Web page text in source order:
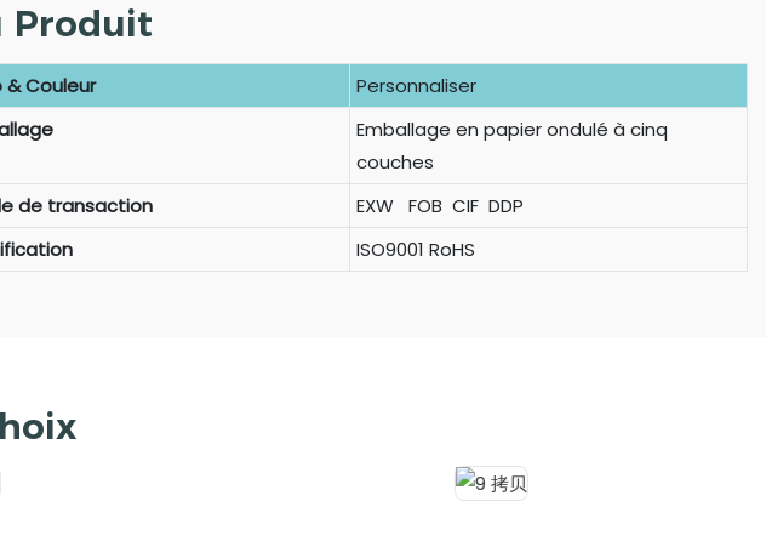
Produit
& Couleur
Personnaliser
Emballage en papier ondulé à cinq
couches
de transaction
EXW FOB CIF DDP
ISO9001 RoHS